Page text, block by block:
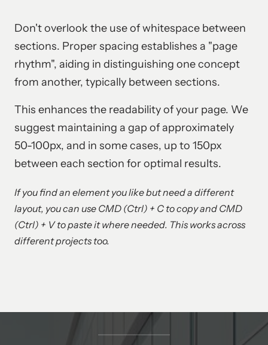
Don't overlook the use of whitespace between
sections. Proper spacing establishes a "page
rhythm", aiding in distinguishing one concept
from another, typically between sections.
This enhances the readability of your page. We
suggest maintaining a gap of approximately
50-100px, and in some cases, up to 150px
between each section for optimal results.
If you find an element you like but need a different
layout, you can use CMD (Ctrl) + C to copy and CMD
(Ctrl) + V to paste it where needed. This works across
different projects too.